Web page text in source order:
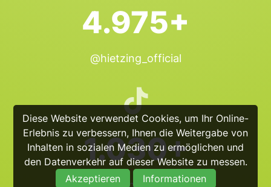
Diese Website verwendet Cookies, um Ihr Online-
Erlebnis zu verbessern, Ihnen die Weitergabe von
Inhalten in sozialen Medien zu ermöglichen und
den Datenverkehr auf dieser Website zu messen.
Akzeptieren
Informationen
4.975+
@hietzing_official
1.030+